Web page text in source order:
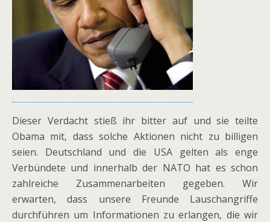
Dieser Verdacht stieß ihr bitter auf und sie teilte
Obama mit, dass solche Aktionen nicht zu billigen
seien. Deutschland und die USA gelten als enge
Verbündete und innerhalb der NATO hat es schon
zahlreiche Zusammenarbeiten gegeben. Wir
erwarten, dass unsere Freunde Lauschangriffe
durchführen um Informationen zu erlangen, die wir